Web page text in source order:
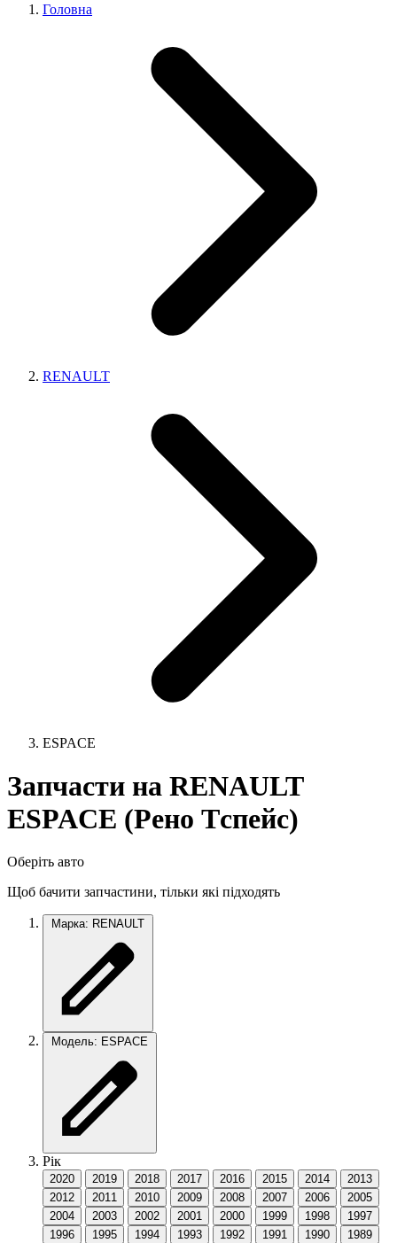
Головна
RENAULT
ESPACE
Запчасти на RENAULT
ESPACE (Рено Tспейс)
Оберіть авто
Щоб бачити запчастини, тільки які підходять
Марка: RENAULT
Модель: ESPACE
Рік
2020 2019 2018 2017 2016 2015 2014
2013
2012
2011 2010 2009 2008 2007 2006
2005
2004
2003 2002 2001 2000 1999 1998
1997
1996
1995 1994 1993 1992 1991 1990
1989